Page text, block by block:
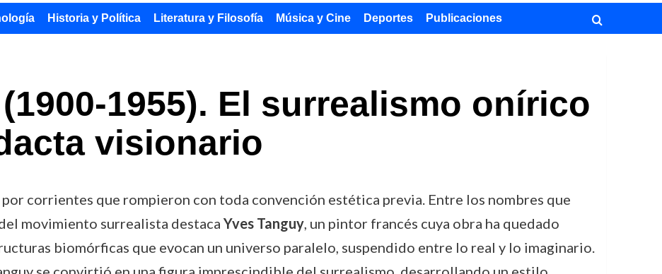
Historia y Política Literatura y Filosofía Música y Cine Deportes Publicaciones
1955). El surrealismo onírico
visionario
corrientes que rompieron con toda convención estética previa. Entre los nombres que
movimiento surrealista destaca Yves Tanguy, un pintor francés cuya obra ha quedado
biomórficas que evocan un universo paralelo, suspendido entre lo real y lo imaginario.